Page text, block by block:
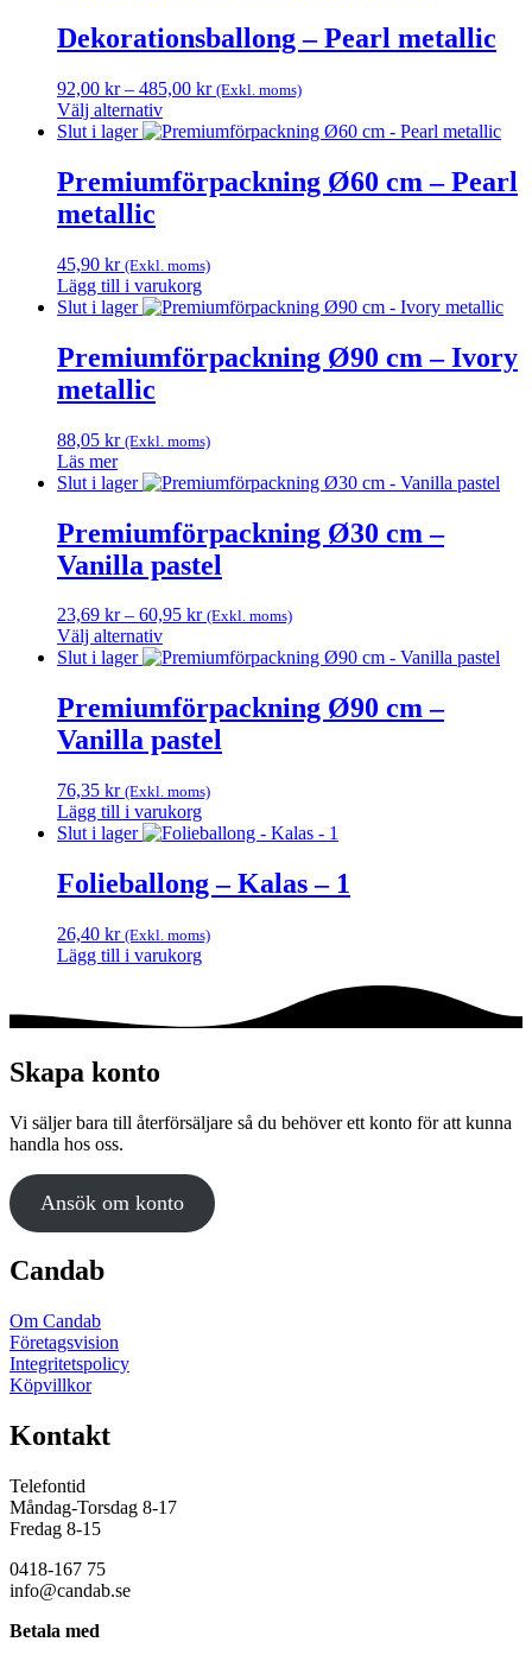
Dekorationsballong – Pearl metallic
92,00 kr – 485,00 krPrisintervall:
till
(Exkl. moms)
Välj alternativ
Den
produkten
har
flera
De
olika
alternativen
kan
väljas
på
produktsidan
Slut i lager
Premiumförpackning Ø60 cm – Pearl
metallic
45,90 kr (Exkl. moms)
Lägg till i varukorg
Slut i lager
Premiumförpackning Ø90 cm – Ivory
metallic
88,05 kr (Exkl. moms)
Läs mer
Slut i lager
Premiumförpackning Ø30 cm –
Vanilla pastel
23,69 kr – 60,95 krPrisintervall:
till
(Exkl. moms)
Välj alternativ
Den
produkten
har
flera
De
olika
alternativen
kan
väljas
på
Slut i lager
Premiumförpackning Ø90 cm –
Vanilla pastel
76,35 kr (Exkl. moms)
Lägg till i varukorg
Slut i lager
Folieballong – Kalas – 1
26,40 kr (Exkl. moms)
Lägg till i varukorg
Skapa konto
Vi säljer bara till återförsäljare så du behöver ett konto för att kunna
handla hos oss.
Ansök om konto
Candab
Om Candab
Företagsvision
Integritetspolicy
Köpvillkor
Kontakt
Telefontid
Måndag-Torsdag 8-17
Fredag 8-15
0418-167 75
info@candab.se
Betala med